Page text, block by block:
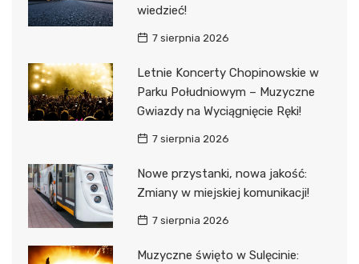
wiedzieć!
7 sierpnia 2026
Letnie Koncerty Chopinowskie w
Parku Południowym – Muzyczne
Gwiazdy na Wyciągnięcie Ręki!
7 sierpnia 2026
Nowe przystanki, nowa jakość:
Zmiany w miejskiej komunikacji!
7 sierpnia 2026
Muzyczne święto w Sulęcinie: